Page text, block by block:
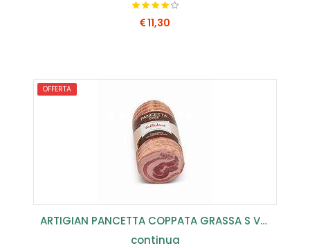
11,30
OFFERTA
ARTIGIAN PANCETTA COPPATA GRASSA S V (CONF.1 KG) ...
continua